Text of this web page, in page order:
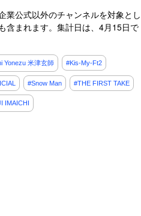
業公式以外のチャンネルを対象とし
含まれます。集計日は、4月15日で
Yonezu 米津玄師 #Kis-My-Ft2
#Snow Man #THE FIRST TAKE
IMAICHI